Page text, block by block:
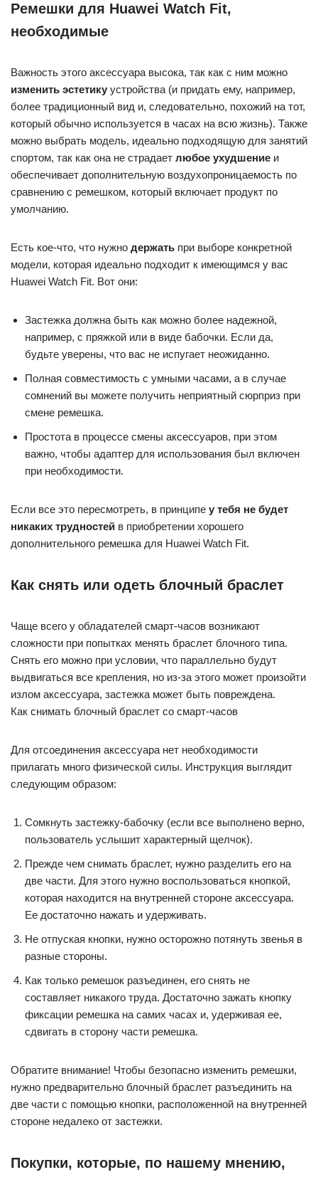
Ремешки для Huawei Watch Fit,
необходимые
Важность этого аксессуара высока, так как с ним можно
изменить эстетику устройства (и придать ему, например,
более традиционный вид и, следовательно, похожий на тот,
который обычно используется в часах на всю жизнь). Также
можно выбрать модель, идеально подходящую для занятий
спортом, так как она не страдает любое ухудшение и
обеспечивает дополнительную воздухопроницаемость по
сравнению с ремешком, который включает продукт по
умолчанию.
Есть кое-что, что нужно держать при выборе конкретной
модели, которая идеально подходит к имеющимся у вас
Huawei Watch Fit. Вот они:
Застежка должна быть как можно более надежной,
например, с пряжкой или в виде бабочки. Если да,
будьте уверены, что вас не испугает неожиданно.
Полная совместимость с умными часами, а в случае
сомнений вы можете получить неприятный сюрприз при
смене ремешка.
Простота в процессе смены аксессуаров, при этом
важно, чтобы адаптер для использования был включен
при необходимости.
Если все это пересмотреть, в принципе у тебя не будет
никаких трудностей в приобретении хорошего
дополнительного ремешка для Huawei Watch Fit.
Как снять или одеть блочный браслет
Чаще всего у обладателей смарт-часов возникают
сложности при попытках менять браслет блочного типа.
Снять его можно при условии, что параллельно будут
выдвигаться все крепления, но из-за этого может произойти
излом аксессуара, застежка может быть повреждена.
Как снимать блочный браслет со смарт-часов
Для отсоединения аксессуара нет необходимости
прилагать много физической силы. Инструкция выглядит
следующим образом:
Сомкнуть застежку-бабочку (если все выполнено верно,
пользователь услышит характерный щелчок).
Прежде чем снимать браслет, нужно разделить его на
две части. Для этого нужно воспользоваться кнопкой,
которая находится на внутренней стороне аксессуара.
Ее достаточно нажать и удерживать.
Не отпуская кнопки, нужно осторожно потянуть звенья в
разные стороны.
Как только ремешок разъединен, его снять не
составляет никакого труда. Достаточно зажать кнопку
фиксации ремешка на самих часах и, удерживая ее,
сдвигать в сторону части ремешка.
Обратите внимание! Чтобы безопасно изменить ремешки,
нужно предварительно блочный браслет разъединить на
две части с помощью кнопки, расположенной на внутренней
стороне недалеко от застежки.
Покупки, которые, по нашему мнению,